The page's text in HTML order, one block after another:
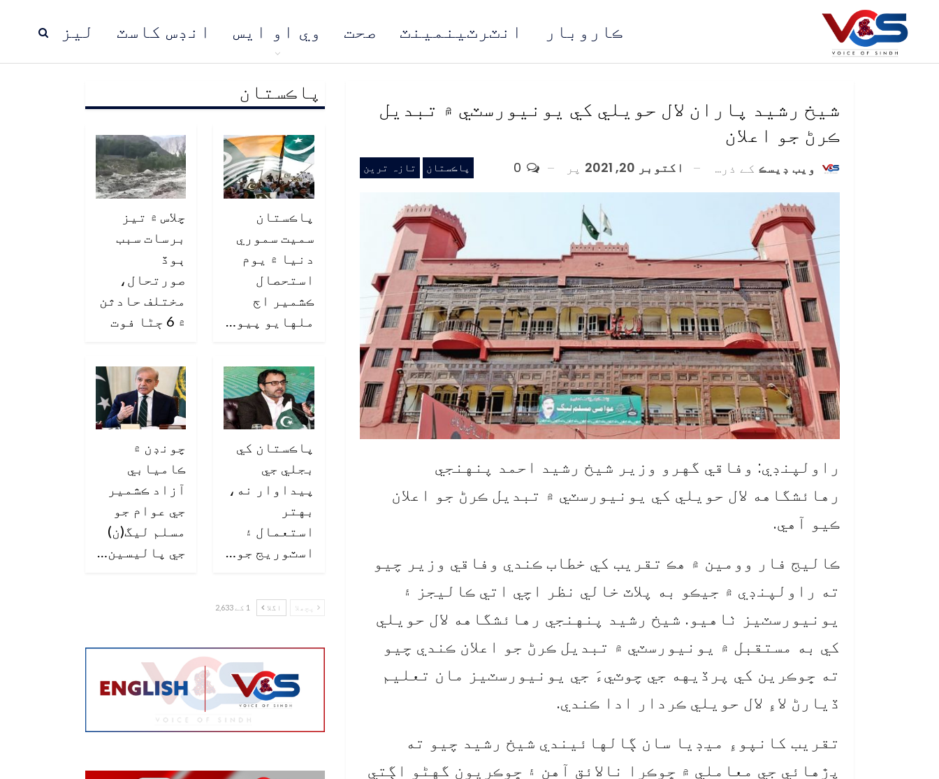
ليز انڊس کاسٽ وي او ايس صحت انٽرٽينمينٽ ڪاروبار
پاڪستان مُنڍ
شيخ رشيد پاران لال حويلي کي يونيورسٽي ۾ تبديل
ڪرڻ جو اعلان
پاڪستان تازہ ترین ويب ڊيسڪ کے ذریعہ اکتوبر 20, 2021 پر
راولپنڊي: وفاقي گهرو وزير شيخ رشيد احمد پنهنجي
رهائشگاهه لال حويلي کي يونيورسٽي ۾ تبديل ڪرڻ جو اعلان
ڪيو آهي.
ڪاليج فار وومين ۾ هڪ تقريب کي خطاب ڪندي وفاقي وزير چيو
ته راولپنڊي ۾ جيڪو به پلاٽ خالي نظر اچي اتي ڪاليجز ۽
يونيورسٽيز ٺاهيو. شيخ رشيد پنهنجي رهائشگاهه لال حويلي
کي به مستقبل ۾ يونيورسٽي ۾ تبديل ڪرڻ جو اعلان ڪندي چيو
ته ڇوڪرين کي پرڏيهه جي چوٽيءَ جي يونيورسٽيز مان تعليم
ڏيارڻ لاءِ لال حويلي ڪردار ادا ڪندي.
تقريب کانپوءِ ميڊيا سان ڳالهائيندي شيخ رشيد چيو ته
پڙهائي جي معاملي ۾ ڇوڪرا نالائق آهن ۽ ڇوڪريون گهڻو اڳتي
پاڪستان
پاڪستان
سميت سموري
دنيا ۾ يوم
استحصال
ڪشمير اڄ
ملهايو پيو…
چلاس ۾ تيز
برسات سبب
ٻوڏ
صورتحال،
مختلف حادثن
۾ 6 ڄڻا فوت
پاڪستان کي
بجلي جي
پيداوار نه،
بهتر
استعمال ۽
اسٽوريج جو…
چونڊن ۾
ڪاميابي
آزاد ڪشمير
جي عوام جو
مسلم ليگ(ن)
جي پاليسين…
پچھلا اگلا 1 کے 2,633